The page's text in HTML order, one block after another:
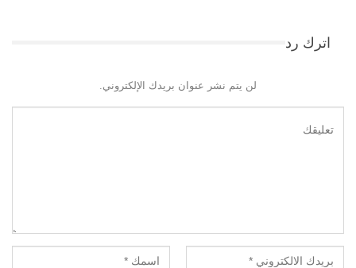
اترك رد
لن يتم نشر عنوان بريدك الإلكتروني.